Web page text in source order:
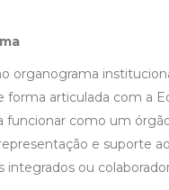
organograma
forma articulada com a
funcionar como um
e suporte
integrados ou